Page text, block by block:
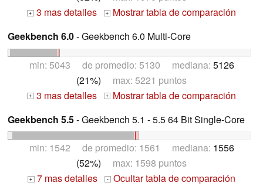
+ 3 mas detalles +
Mostrar tabla de comparación
Geekbench 6.0- Geekbench 6.0 Multi-Core
min: 5043 de promedio: 5130 mediana: 5126
(21%) max: 5221 puntos
+ 3 mas detalles +
Mostrar tabla de comparación
Geekbench 5.5- Geekbench 5.1 - 5.5 64 Bit Single-Core
min: 1542 de promedio: 1561 mediana: 1556
(52%) max: 1598 puntos
+ 7 mas detalles - Ocultar tabla de comparación